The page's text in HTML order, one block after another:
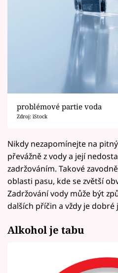
problémové partie voda
Zdroj: iStock
Nikdy nezapomínejte na
převážně z vody a její
zadržováním. Takové
oblasti pasu, kde se zvětší
Zadržování vody může být
dalších příčin a vždy je dobré
Alkohol je tabu